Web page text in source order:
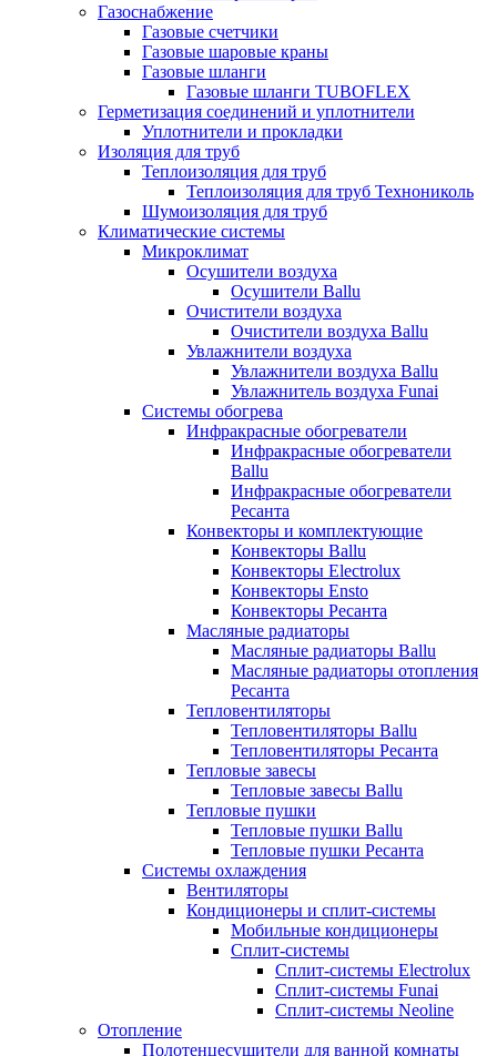
Газоснабжение
Газовые счетчики
Газовые шаровые краны
Газовые шланги
Газовые шланги TUBOFLEX
Герметизация соединений и уплотнители
Уплотнители и прокладки
Изоляция для труб
Теплоизоляция для труб
Теплоизоляция для труб Технониколь
Шумоизоляция для труб
Климатические системы
Микроклимат
Осушители воздуха
Осушители Ballu
Очистители воздуха
Очистители воздуха Ballu
Увлажнители воздуха
Увлажнители воздуха Ballu
Увлажнитель воздуха Funai
Системы обогрева
Инфракрасные обогреватели
Инфракрасные обогреватели
Ballu
Инфракрасные обогреватели
Ресанта
Конвекторы и комплектующие
Конвекторы Ballu
Конвекторы Electrolux
Конвекторы Ensto
Конвекторы Ресанта
Масляные радиаторы
Масляные радиаторы Ballu
Масляные радиаторы отопления
Ресанта
Тепловентиляторы
Тепловентиляторы Ballu
Тепловентиляторы Ресанта
Тепловые завесы
Тепловые завесы Ballu
Тепловые пушки
Тепловые пушки Ballu
Тепловые пушки Ресанта
Системы охлаждения
Вентиляторы
Кондиционеры и сплит-системы
Мобильные кондиционеры
Сплит-системы
Сплит-системы Electrolux
Сплит-системы Funai
Сплит-системы Neoline
Отопление
Полотенцесушители для ванной комнаты